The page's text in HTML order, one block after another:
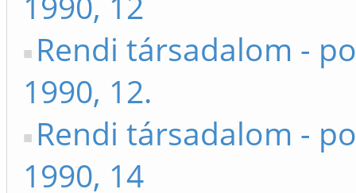
Rendi társadalom -
1990, 12.
Rendi társadalom -
1990, 14